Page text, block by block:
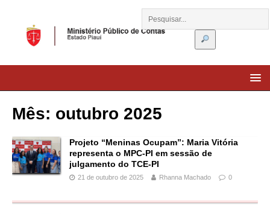
Mês: outubro 2025
Projeto “Meninas Ocupam”: Maria Vitória
representa o MPC-PI em sessão de
julgamento do TCE-PI
21 de outubro de 2025 Rhanna Machado 0